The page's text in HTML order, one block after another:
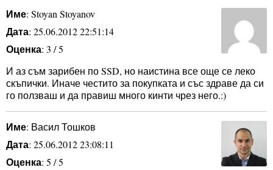
Име: Stoyan Stoyanov
Дата: 25.06.2012 22:51:14
Оценка: 3 / 5
И аз съм зарибен по SSD, но наистина все още се леко
скъпички. Иначе честито за покупката и със здраве да си
го ползваш и да правиш много кинти чрез него.:)
Име: Васил Тошков
Дата: 25.06.2012 23:08:11
Оценка: 5 / 5